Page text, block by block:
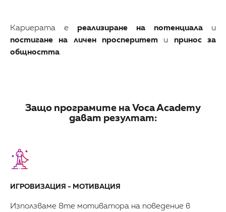
Кариерата е реализиране на потенциала и
постигане на личен просперитет и принос за
общността.
Защо програмите на Voca Academy
дават резултат:
ИГРОВИЗАЦИЯ - МОТИВАЦИЯ
Използваме 8те мотиватора на поведение в